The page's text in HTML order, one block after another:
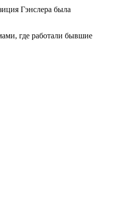
Гэнслера была
где работали бывшие